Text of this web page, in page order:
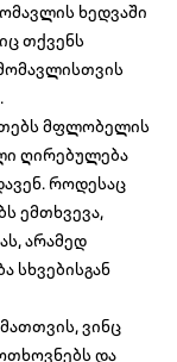
ხედვაში
თქვენს
მფლობელის
ღირებულება
როდესაც
ემთხვევა,
არამედ
სხვებისგან
ვინც
და